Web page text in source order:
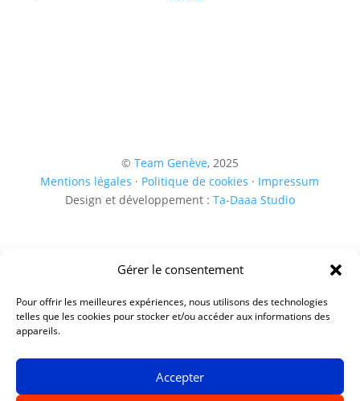
Gérer le consentement
Pour offrir les meilleures expériences, nous utilisons des technologies
telles que les cookies pour stocker et/ou accéder aux informations des
appareils.
Accepter
© Team Genève, 2025
Mentions légales · Politique de cookies · Impressum
Design et développement : Ta-Daaa Studio